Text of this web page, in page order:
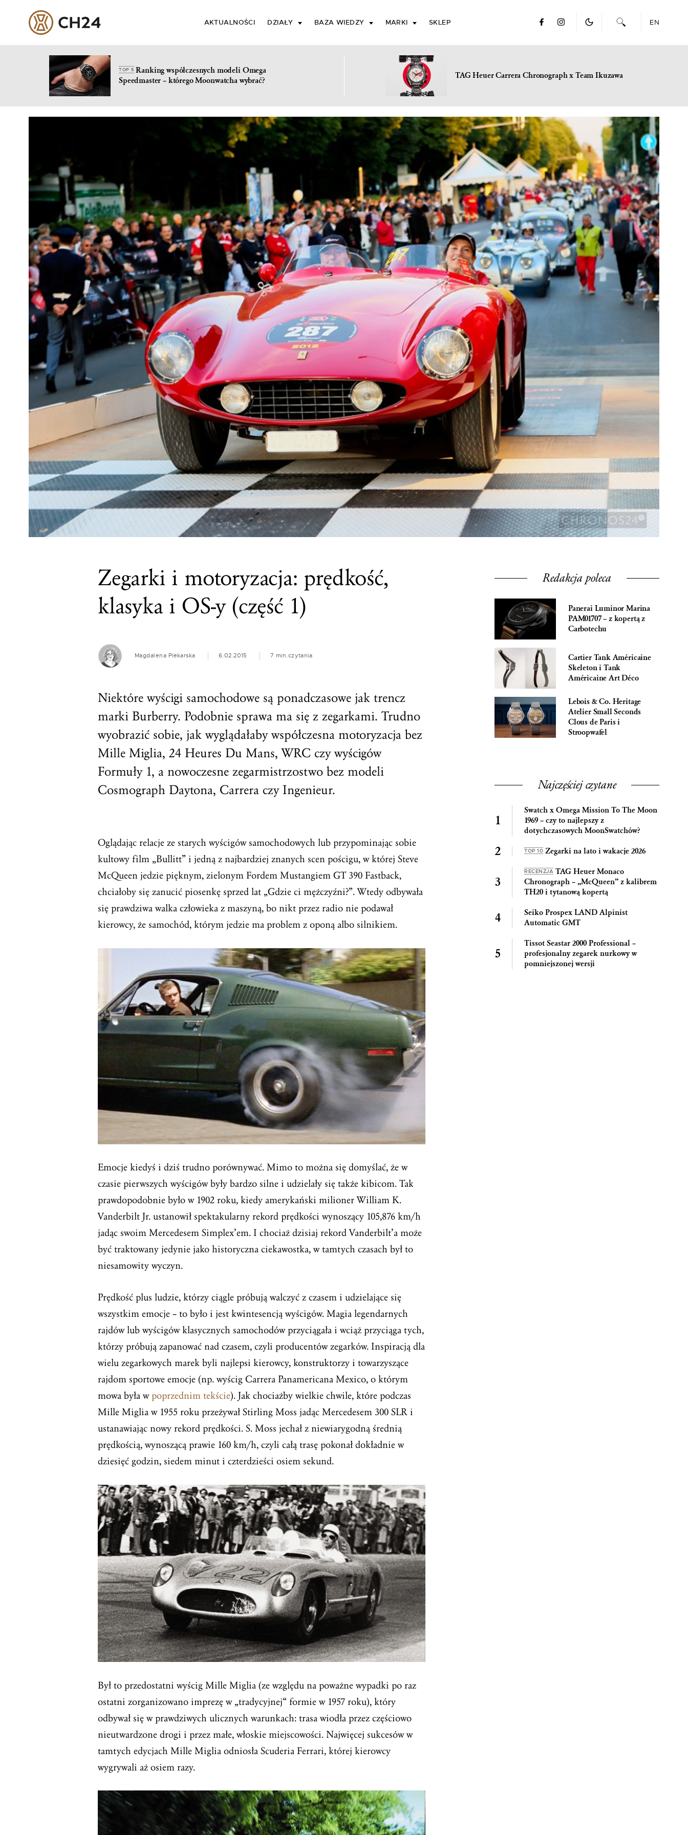
AKTUALNOŚCI DZIAŁY BAZA WIEDZY MARKI SKLEP EN
TOP 5Ranking współczesnych modeli Omega
Speedmaster – którego Moonwatcha wybrać?
TAG Heuer Carrera Chronograph x Team Ikuzawa
Zegarki i motoryzacja: prędkość,
klasyka i OS-y (część 1)
Magdalena Piekarska 6.02.2015 7 min.czytania
Niektóre wyścigi samochodowe są ponadczasowe jak trencz
marki Burberry. Podobnie sprawa ma się z zegarkami. Trudno
wyobrazić sobie, jak wyglądałaby współczesna motoryzacja bez
Mille Miglia, 24 Heures Du Mans, WRC czy wyścigów
Formuły 1, a nowoczesne zegarmistrzostwo bez modeli
Cosmograph Daytona, Carrera czy Ingenieur.
Oglądając relacje ze starych wyścigów samochodowych lub przypominając sobie
kultowy film „Bullitt” i jedną z najbardziej znanych scen pościgu, w której Steve
McQueen jedzie pięknym, zielonym Fordem Mustangiem GT 390 Fastback,
chciałoby się zanucić piosenkę sprzed lat „Gdzie ci mężczyźni?”. Wtedy odbywała
się prawdziwa walka człowieka z maszyną, bo nikt przez radio nie podawał
kierowcy, że samochód, którym jedzie ma problem z oponą albo silnikiem.
Emocje kiedyś i dziś trudno porównywać. Mimo to można się domyślać, że w
czasie pierwszych wyścigów były bardzo silne i udzielały się także kibicom. Tak
prawdopodobnie było w 1902 roku, kiedy amerykański milioner William K.
Vanderbilt Jr. ustanowił spektakularny rekord prędkości wynoszący 105,876 km/h
jadąc swoim Mercedesem Simplex’em. I chociaż dzisiaj rekord Vanderbilt’a może
być traktowany jedynie jako historyczna ciekawostka, w tamtych czasach był to
niesamowity wyczyn.
Prędkość plus ludzie, którzy ciągle próbują walczyć z czasem i udzielające się
wszystkim emocje – to było i jest kwintesencją wyścigów. Magia legendarnych
rajdów lub wyścigów klasycznych samochodów przyciągała i wciąż przyciąga tych,
którzy próbują zapanować nad czasem, czyli producentów zegarków. Inspiracją dla
wielu zegarkowych marek byli najlepsi kierowcy, konstruktorzy i towarzyszące
rajdom sportowe emocje (np. wyścig Carrera Panamericana Mexico, o którym
mowa była w poprzednim tekście). Jak chociażby wielkie chwile, które podczas
Mille Miglia w 1955 roku przeżywał Stirling Moss jadąc Mercedesem 300 SLR i
ustanawiając nowy rekord prędkości. S. Moss jechał z niewiarygodną średnią
prędkością, wynoszącą prawie 160 km/h, czyli całą trasę pokonał dokładnie w
dziesięć godzin, siedem minut i czterdzieści osiem sekund.
Był to przedostatni wyścig Mille Miglia (ze względu na poważne wypadki po raz
ostatni zorganizowano imprezę w „tradycyjnej“ formie w 1957 roku), który
odbywał się w prawdziwych ulicznych warunkach: trasa wiodła przez częściowo
nieutwardzone drogi i przez małe, włoskie miejscowości. Najwięcej sukcesów w
tamtych edycjach Mille Miglia odniosła Scuderia Ferrari, której kierowcy
wygrywali aż osiem razy.
Redakcja poleca
Panerai Luminor Marina
PAM01707 – z kopertą z
Carbotechu
Cartier Tank Américaine
Skeleton i Tank
Américaine Art Déco
Lebois & Co. Heritage
Atelier Small Seconds
Clous de Paris i
Stroopwafel
Najczęściej czytane
Swatch x Omega Mission To The Moon
1969 – czy to najlepszy z
dotychczasowych MoonSwatchów?
TOP 10 Zegarki na lato i wakacje 2026
RECENZJA TAG Heuer Monaco
Chronograph – „McQueen” z kalibrem
TH20 i tytanową kopertą
Seiko Prospex LAND Alpinist
Automatic GMT
Tissot Seastar 2000 Professional –
profesjonalny zegarek nurkowy w
pomniejszonej wersji